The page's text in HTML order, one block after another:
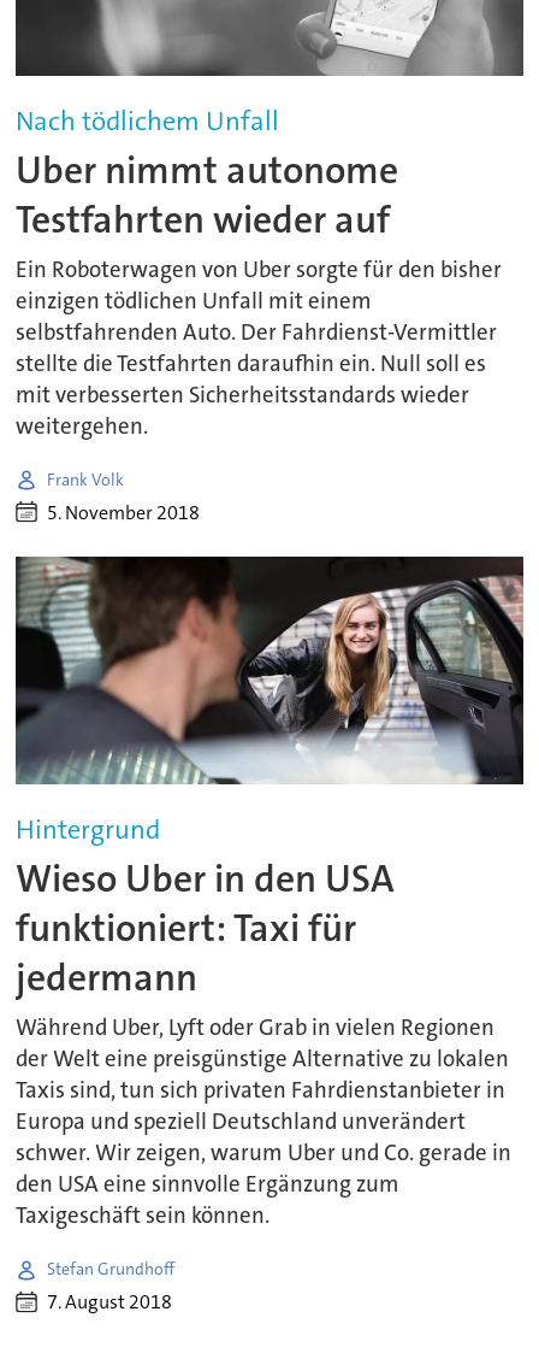
Nach tödlichem Unfall
Uber nimmt autonome
Testfahrten wieder auf
Ein Roboterwagen von Uber sorgte für den bisher
einzigen tödlichen Unfall mit einem
selbstfahrenden Auto. Der Fahrdienst-Vermittler
stellte die Testfahrten daraufhin ein. Null soll es
mit verbesserten Sicherheitsstandards wieder
weitergehen.
Frank Volk
5. November 2018
Hintergrund
Wieso Uber in den USA
funktioniert: Taxi für
jedermann
Während Uber, Lyft oder Grab in vielen Regionen
der Welt eine preisgünstige Alternative zu lokalen
Taxis sind, tun sich privaten Fahrdienstanbieter in
Europa und speziell Deutschland unverändert
schwer. Wir zeigen, warum Uber und Co. gerade in
den USA eine sinnvolle Ergänzung zum
Taxigeschäft sein können.
Stefan Grundhoff
7. August 2018